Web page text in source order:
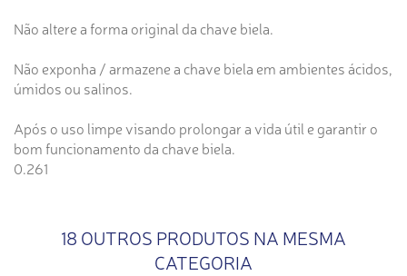
Não altere a forma original da chave biela.
Não exponha / armazene a chave biela em ambientes ácidos,
úmidos ou salinos.
Após o uso limpe visando prolongar a vida útil e garantir o
bom funcionamento da chave biela.
0.261
18 OUTROS PRODUTOS NA MESMA
CATEGORIA